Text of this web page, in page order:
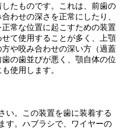
たものです。これは、前歯の
わせの深さを正常にしたり、
常な位置に起こすための装置
て使用することが多く、上顎
や咬み合わせの深い方（過蓋
の歯並びが悪く、顎自体の位
使用します。
い。この装置を歯に装着する
す。ハブラシで、ワイヤーの